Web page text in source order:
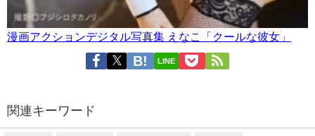
漫画アクションデジタル写真集 えなこ「クールな彼女」
LINE
関連キーワード